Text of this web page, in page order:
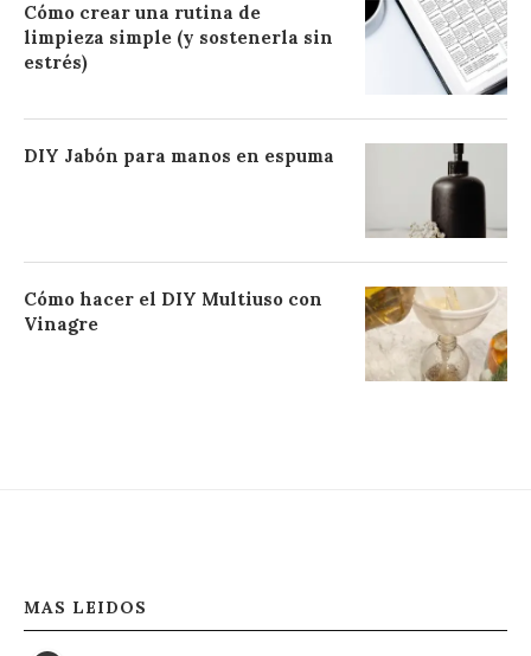
Cómo crear una rutina de
limpieza simple (y sostenerla sin
estrés)
DIY Jabón para manos en espuma
Cómo hacer el DIY Multiuso con
Vinagre
MAS LEIDOS